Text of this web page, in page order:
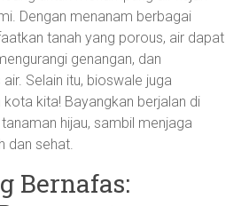
Dengan menanam berbagai
tanah yang porous, air dapat
genangan, dan
Selain itu, bioswale juga
kita! Bayangkan berjalan di
hijau, sambil menjaga
dan sehat.
Bernafas: